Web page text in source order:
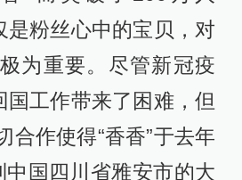
是粉丝心中的宝贝，对
为重要。尽管新冠疫
国工作带来了困难，但
合作使得“香香”于去年
国四川省雅安市的大